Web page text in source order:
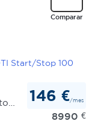
Comparar
Astra GTC Sportive 1.6 CDTI Start/Stop 100 kW (136 CV)
146 €/mes
8990 €